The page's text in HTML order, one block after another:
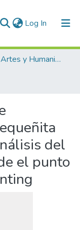
Log In (current)
Escuela de Artes y Humanidades
del
el punto